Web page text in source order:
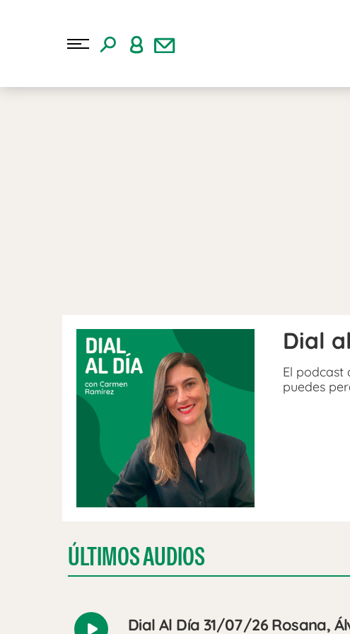
Dial
El podcast
puedes
ÚLTIMOS AUDIOS
Dial Al Día 31/07/26 Rosana,